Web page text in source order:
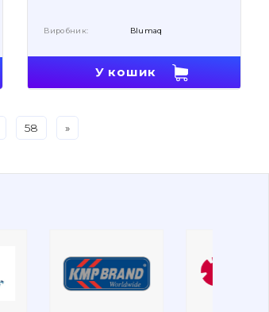
Виробник: Blumaq
У кошик
58 »